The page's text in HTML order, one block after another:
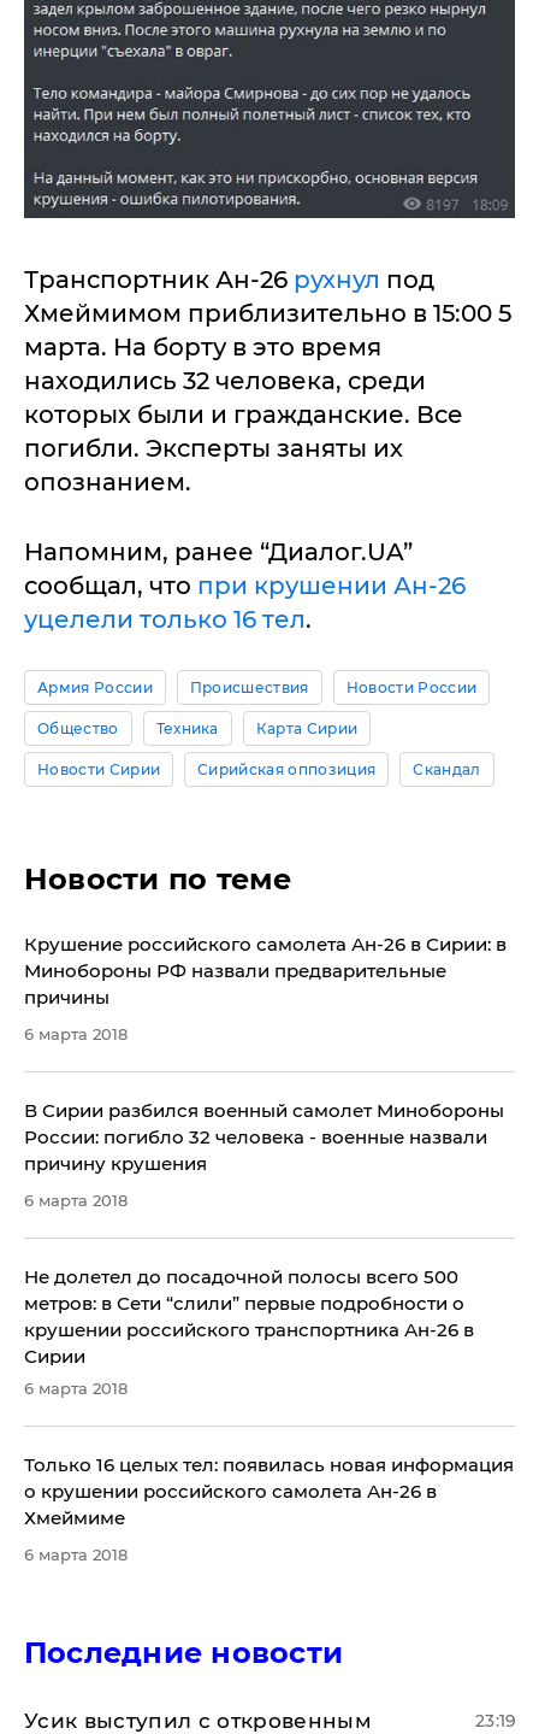
Транспортник Ан-26 рухнул под
Хмеймимом приблизительно в 15:00 5
марта. На борту в это время
находились 32 человека, среди
которых были и гражданские. Все
погибли. Эксперты заняты их
опознанием.
Напомним, ранее “Диалог.UA”
сообщал, что при крушении Ан-26
уцелели только 16 тел.
Армия России Происшествия Новости России
Общество Техника Карта Сирии
Новости Сирии Сирийская оппозиция Скандал
Новости по теме
​Крушение российского самолета Ан-26 в Сирии: в
Минобороны РФ назвали предварительные
причины
6 марта 2018
В Сирии разбился военный самолет Минобороны
России: погибло 32 человека - военные назвали
причину крушения
6 марта 2018
​Не долетел до посадочной полосы всего 500
метров: в Сети “слили” первые подробности о
крушении российского транспортника Ан-26 в
Сирии
6 марта 2018
​Только 16 целых тел: появилась новая информация
о крушении российского самолета Ан-26 в
Хмеймиме
6 марта 2018
Последние новости
Усик выступил с откровенным 23:19